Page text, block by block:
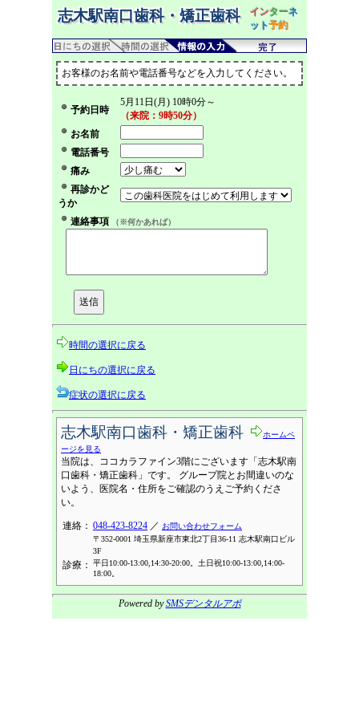
志木駅南口歯科・矯正歯科 インターネ
ット予約
お客様のお名前や電話番号などを入力してください。
予約日時
5月11日(月) 10時0分～
（来院：9時50分）
お名前
電話番号
痛み
再診かど
うか
連絡事項
（※何かあれば）
時間の選択に戻る
日にちの選択に戻る
症状の選択に戻る
志木駅南口歯科・矯正歯科
ホームペ
ージを見る
当院は、ココカラファイン3階にございます「志木駅南
口歯科・矯正歯科」です。 グループ院とお間違いのな
いよう、医院名・住所をご確認のうえご予約くださ
い。
連絡： 048-423-8224 ／ お問い合わせフォーム
〒352-0001 埼玉県新座市東北2丁目36-11 志木駅南口ビル
3F
診療：
平日10:00-13:00,14:30-20:00。土日祝10:00-13:00,14:00-
18:00。
Powered bySMSデンタルアポ